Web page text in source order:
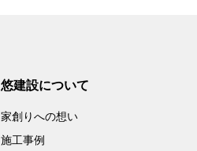
悠建設について
家創りへの想い
施工事例